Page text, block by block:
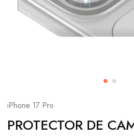
iPhone 17 Pro
PROTECTOR DE